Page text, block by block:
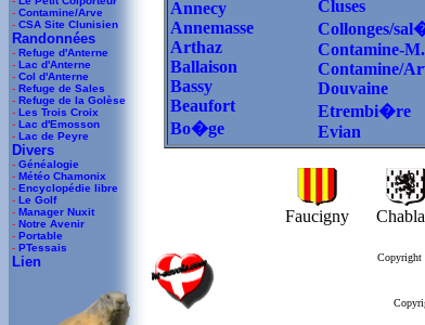
- Contamine/Arve
- CSA Site Clunisien
Randonnées
- Refuge d'Anterne
- Lac d'Anterne
- Col d'Anterne
- Refuge de Sales
- Refuge de la Golèse
- Les Trois Croix
- Lac d'Emosson
- Lac de Peyre
Divers
- Généalogie
- Météo Chamonix
- Encyclopédie libre
- Le Golf
- Manager Nuxit
- Notre Avenir
- Portable
- PTessais
Lien
Annecy
Annemasse
Arthaz
Ballaison
Bassy
Beaufort
Bo�ge
Cluses
Collonges/
Contamine-M.
Contamine/
Douvaine
Etrembi�re
Evian
Faucigny
Copyright